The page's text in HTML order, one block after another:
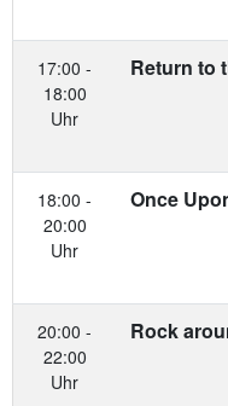
17:00 -
18:00
Uhr
Return to
18:00 -
20:00
Uhr
Once
20:00 -
22:00
Uhr
Rock